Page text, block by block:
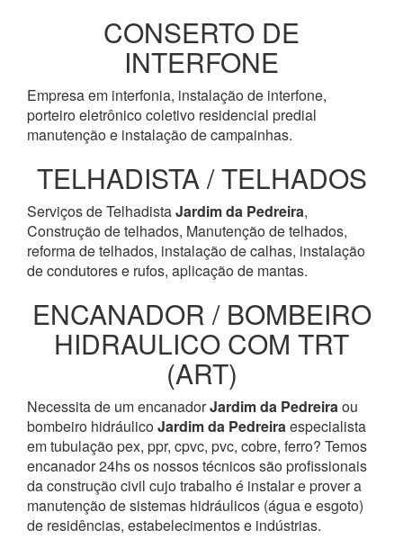
CONSERTO DE
INTERFONE
Empresa em interfonia, instalação de interfone,
porteiro eletrônico coletivo residencial predial
manutenção e instalação de campainhas.
TELHADISTA / TELHADOS
Serviços de TelhadistaJardim da Pedreira,
Construção de telhados, Manutenção de telhados,
reforma de telhados, instalação de calhas, instalação
de condutores e rufos, aplicação de mantas.
ENCANADOR / BOMBEIRO
HIDRAULICO COM TRT
(ART)
Necessita de um encanadorJardim da Pedreiraou
bombeiro hidráulicoJardim da Pedreiraespecialista
em tubulação pex, ppr, cpvc, pvc, cobre, ferro? Temos
encanador 24hs os nossos técnicos são profissionais
da construção civil cujo trabalho é instalar e prover a
manutenção de sistemas hidráulicos (água e esgoto)
de residências, estabelecimentos e indústrias.